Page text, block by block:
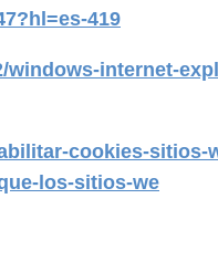
419
internet-
cookies-sitios-
los-sitios-we